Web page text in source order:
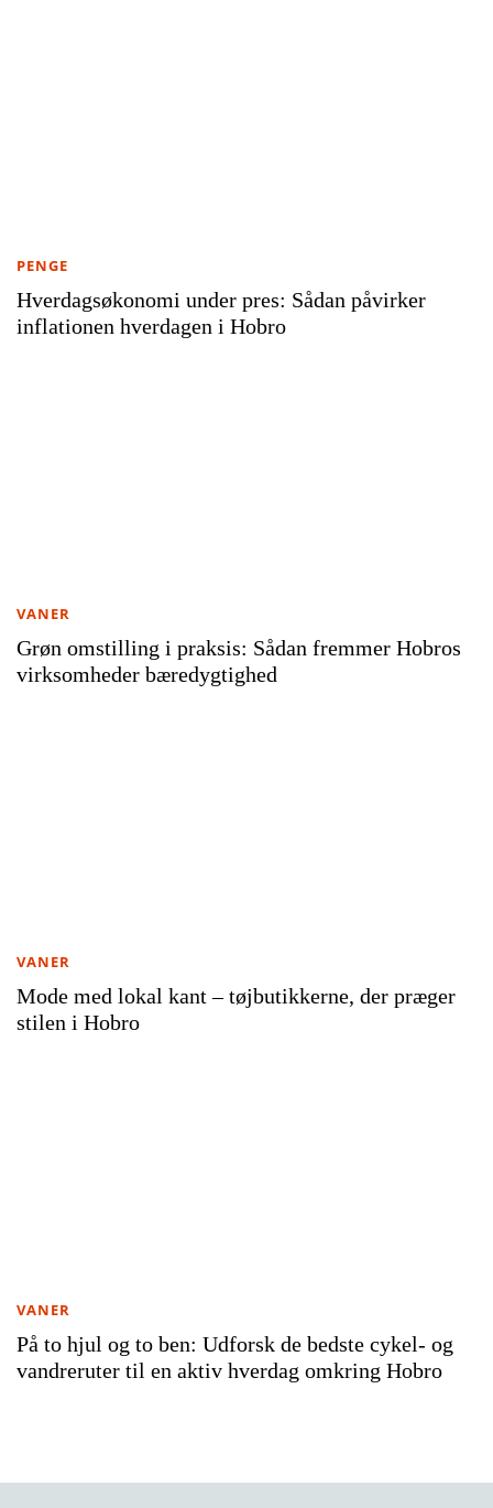
Hverdagsøkonomi under pres: Sådan påvirker
inflationen hverdagen i Hobro
PENGE
Grøn omstilling i praksis: Sådan fremmer Hobros
virksomheder bæredygtighed
VANER
Mode med lokal kant – tøjbutikkerne, der præger
stilen i Hobro
VANER
På to hjul og to ben: Udforsk de bedste cykel- og
vandreruter til en aktiv hverdag omkring Hobro
VANER